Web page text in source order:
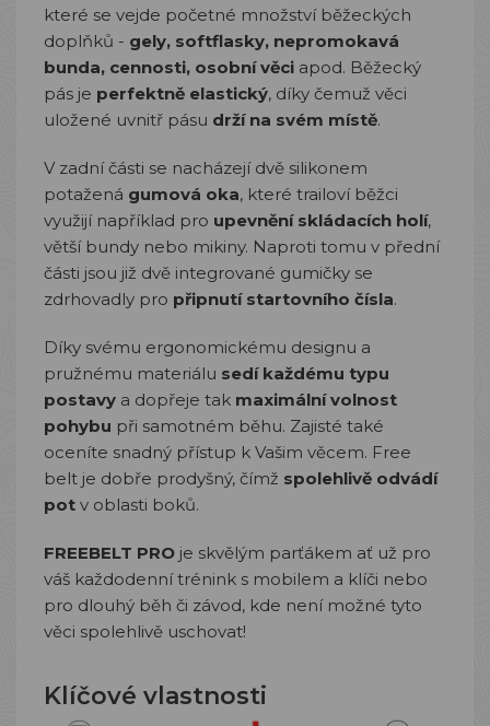
které se vejde početné množství běžeckých
doplňků - gely, softflasky, nepromokavá
bunda, cennosti, osobní věci apod. Běžecký
pás je perfektně elastický, díky čemuž věci
uložené uvnitř pásu drží na svém místě.
V zadní části se nacházejí dvě silikonem
potažená gumová oka, které trailoví běžci
využijí například pro upevnění skládacích holí,
větší bundy nebo mikiny. Naproti tomu v přední
části jsou již dvě integrované gumičky se
zdrhovadly pro připnutí startovního čísla.
Díky svému ergonomickému designu a
pružnému materiálu sedí každému typu
postavy a dopřeje tak maximální volnost
pohybu při samotném běhu. Zajisté také
oceníte snadný přístup k Vašim věcem. Free
belt je dobře prodyšný, čímž spolehlivě odvádí
pot v oblasti boků.
FREEBELT PRO je skvělým parťákem ať už pro
váš každodenní trénink s mobilem a klíči nebo
pro dlouhý běh či závod, kde není možné tyto
věci spolehlivě uschovat!
Klíčové vlastnosti